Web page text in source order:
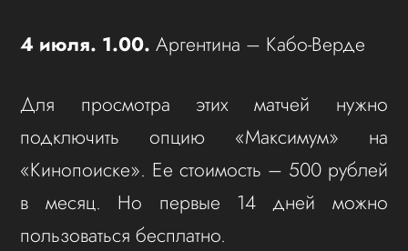
4 июля. 1.00. Аргентина – Кабо-Верде
Для просмотра этих матчей нужно
подключить опцию «Максимум» на
«Кинопоиске». Ее стоимость – 500 рублей
в месяц. Но первые 14 дней можно
пользоваться бесплатно.